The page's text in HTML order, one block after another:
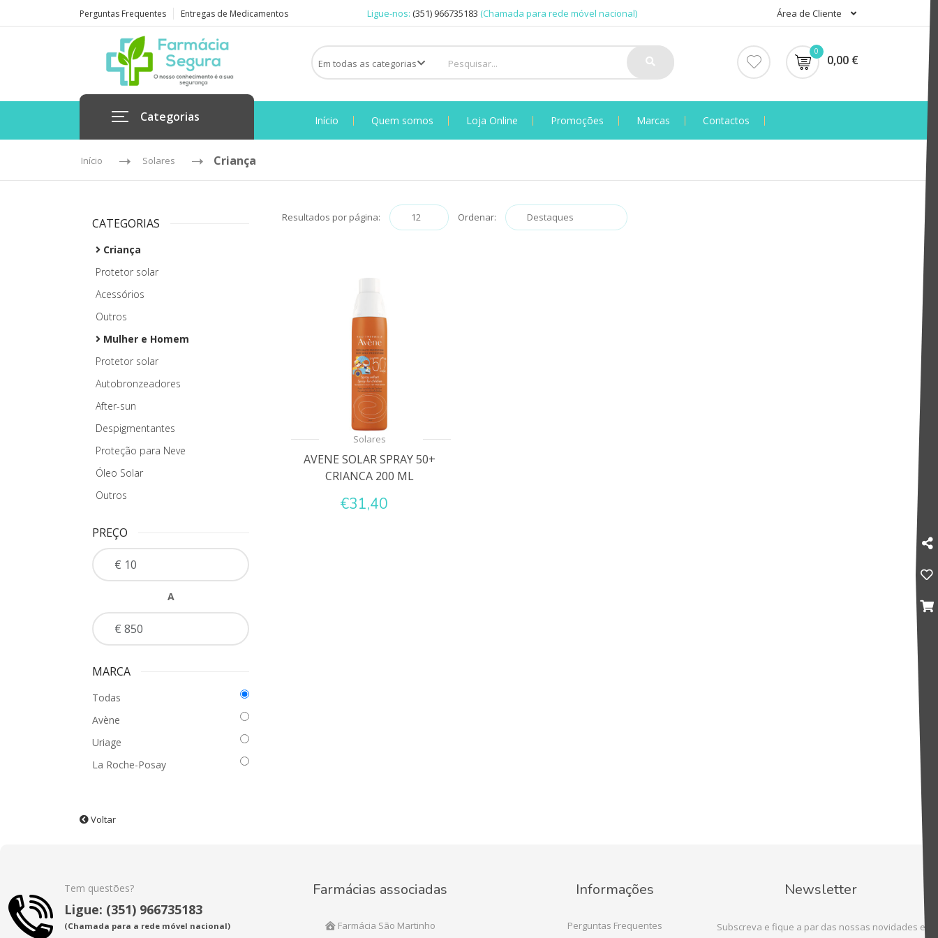
Perguntas Frequentes Entregas de Medicamentos Ligue-nos: (351) 966735183 (Chamada para rede móvel nacional) Área de Cliente
0
0,00 €
Categorias Início Quem somos Loja Online Promoções Marcas Contactos
Início Solares Criança
CATEGORIAS
Criança
Protetor solar
Acessórios
Outros
Mulher e Homem
Protetor solar
Autobronzeadores
After-sun
Despigmentantes
Proteção para Neve
Óleo Solar
Outros
PREÇO
A
MARCA
Todas
Avène
Uriage
La Roche-Posay
Resultados por página: Ordenar:
Solares
AVENE SOLAR SPRAY 50+
CRIANCA 200 ML
€31,40
Voltar
Tem questões?
Ligue: (351) 966735183
(Chamada para a rede móvel nacional)
Farmácias associadas
Farmácia São Martinho
Informações
Perguntas Frequentes
Newsletter
Subscreva e fique a par das nossas novidades e